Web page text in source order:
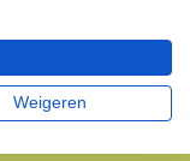
Weigeren